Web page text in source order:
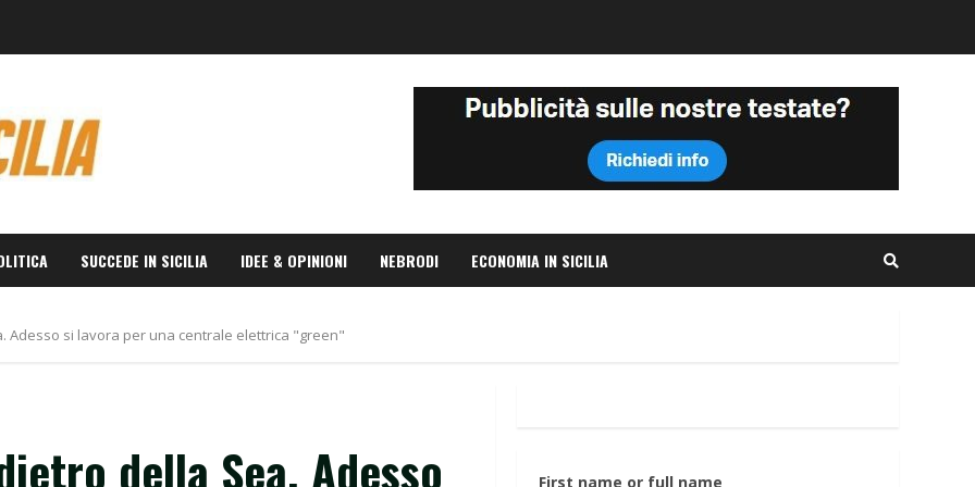
SUCCEDE IN SICILIA IDEE & OPINIONI NEBRODI ECONOMIA IN SICILIA
Adesso si lavora per una centrale elettrica "green"
della Sea. Adesso
First name or full name